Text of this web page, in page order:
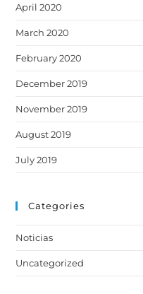
April 2020
March 2020
February 2020
December 2019
November 2019
August 2019
July 2019
Categories
Noticias
Uncategorized